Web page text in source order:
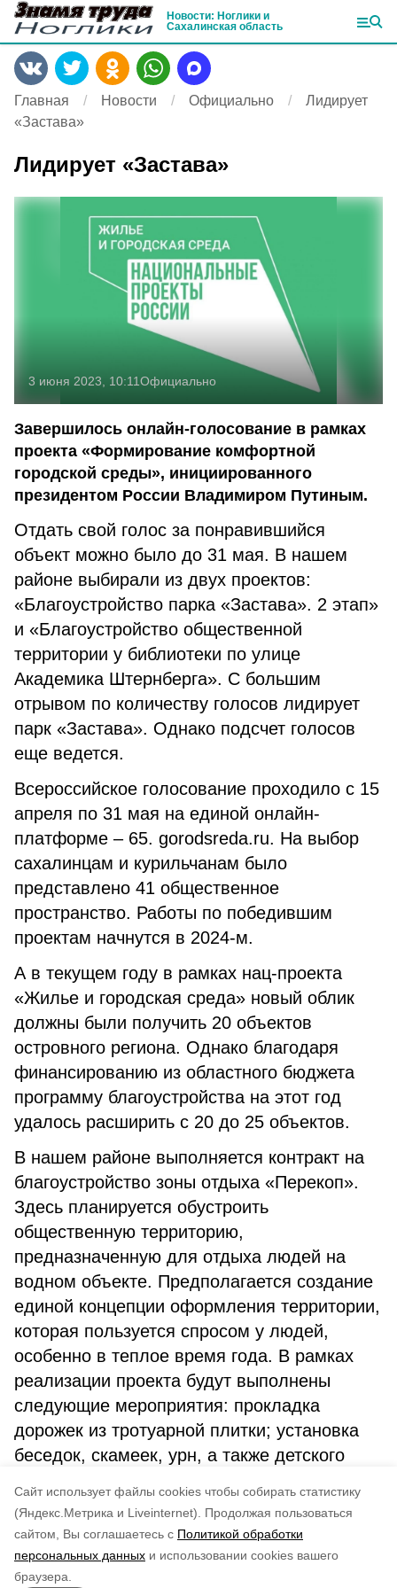
Cайт использует файлы cookies чтобы собирать статистику
(Яндекс.Метрика и Liveinternet).
Продолжая пользоваться
сайтом, Вы соглашаетесь с Политикой обработки
персональных данных и использовании cookies вашего
браузера.
Новости: Ноглики и
Сахалинская область
Главная Новости Официально
Лидирует
«Застава»
Лидирует «Застава»
3 июня 2023, 10:11Официально
Завершилось онлайн-голосование в рамках
проекта «Формирование комфортной
городской среды», инициированного
президентом России Владимиром Путиным.
Отдать свой голос за понравившийся
объект можно было до 31 мая. В нашем
районе выбирали из двух проектов:
«Благоустройство парка «Застава». 2 этап»
и «Благоустройство общественной
территории у библиотеки по улице
Академика Штернберга». С большим
отрывом по количеству голосов лидирует
парк «Застава». Однако подсчет голосов
еще ведется.
Всероссийское голосование проходило с 15
апреля по 31 мая на единой онлайн-
платформе – 65. gorodsreda.ru. На выбор
сахалинцам и курильчанам было
представлено 41 общественное
пространство. Работы по победившим
проектам начнутся в 2024-м.
А в текущем году в рамках нац-проекта
«Жилье и городская среда» новый облик
должны были получить 20 объектов
островного региона. Однако благодаря
финансированию из областного бюджета
программу благоустройства на этот год
удалось расширить с 20 до 25 объектов.
В нашем районе выполняется контракт на
благоустройство зоны отдыха «Перекоп».
Здесь планируется обустроить
общественную территорию,
предназначенную для отдыха людей на
водном объекте. Предполагается создание
единой концепции оформления территории,
которая пользуется спросом у людей,
особенно в теплое время года. В рамках
реализации проекта будут выполнены
следующие мероприятия: прокладка
дорожек из тротуарной плитки; установка
беседок, скамеек, урн, а также детского
ТБО.
по оценке